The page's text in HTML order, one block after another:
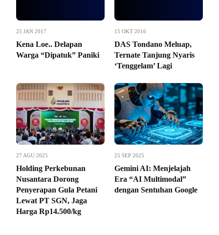
25 JAN 2017
Kena Loe.. Delapan
Warga “Dipatuk” Paniki
15 OKT 2016
DAS Tondano Meluap,
Ternate Tanjung Nyaris
‘Tenggelam’ Lagi
27 AGU 2025
Holding Perkebunan
Nusantara Dorong
Penyerapan Gula Petani
Lewat PT SGN, Jaga
Harga Rp14.500/kg
25 SEP 2025
Gemini AI: Menjelajah
Era “AI Multimodal”
dengan Sentuhan Google